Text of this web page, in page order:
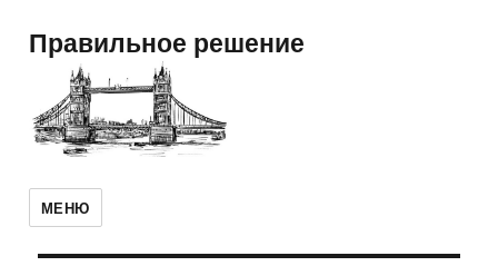
Правильное решение
МЕНЮ